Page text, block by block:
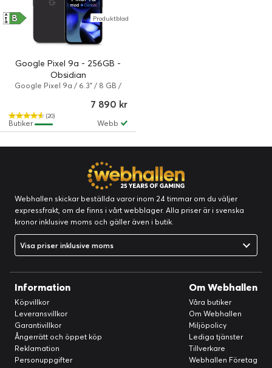
Google Pixel 9a - 256GB -
Obsidian
Google Pixel 9a / 6.3" / 8 GB /
B
A
↑
G Produktblad
(20)
7 890 kr
Webb
Butiker
Webhallen skickar beställda varor inom 24 timmar om du väljer
expressfrakt, om de finns i vårt webblager. Alla priser är i svenska
kronor inklusive moms och gäller även i butik.
Visa priser inklusive moms
Information
Köpvillkor
Leveransvillkor
Garantivillkor
Ångerrätt och öppet köp
Reklamation
Personuppgifter
Om Webhallen
Våra butiker
Om Webhallen
Miljöpolicy
Lediga tjänster
Tillverkare
Webhallen Företag